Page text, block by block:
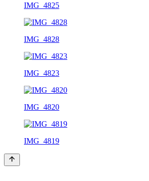
IMG_4825
IMG_4828
IMG_4823
IMG_4820
IMG_4819